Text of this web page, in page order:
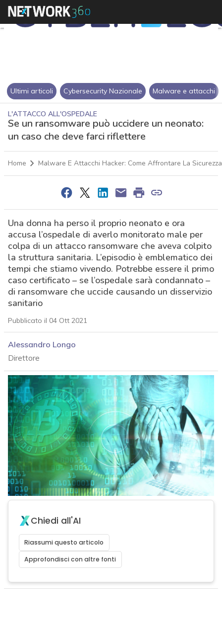
Ultimi articoli Cybersecurity Nazionale Malware e attacchi
L'ATTACCO ALL'OSPEDALE
Se un ransomware può uccidere un neonato:
un caso che deve farci riflettere
Home Malware E Attacchi Hacker: Come Affrontare La
Una donna ha perso il proprio neonato e ora
accusa l’ospedale di averlo monitorato male per
colpa di un attacco ransomware che aveva colpito
la struttura sanitaria. L’episodio è emblematico dei
tempi che stiamo vivendo. Potrebbe essere il primo
caso certificato – se l’ospedale sarà condannato –
di ransomware che uccide causando un disservizio
sanitario
Pubblicato il 04 Ott 2021
Alessandro Longo
Direttore
Chiedi all'AI
Riassumi questo articolo
Approfondisci con altre fonti